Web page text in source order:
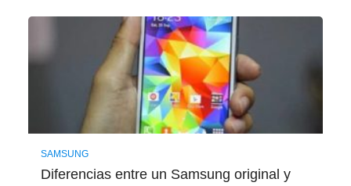
SAMSUNG
Diferencias entre un Samsung original y